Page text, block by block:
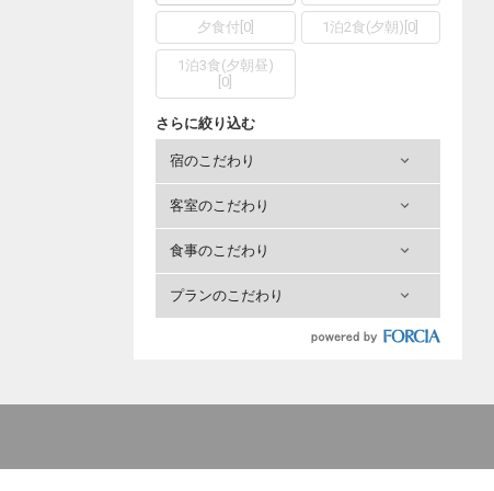
夕食付 0] 1泊2食(夕朝) 0
1泊3食(夕朝昼)
0
さらに絞り込む
宿のこだわり
客室のこだわり
食事のこだわり
プランのこだわり